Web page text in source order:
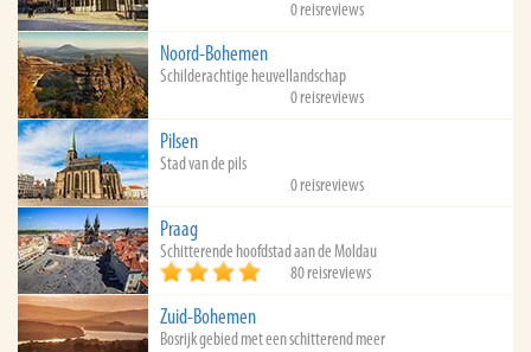
0 reisreviews
Noord-Bohemen
Schilderachtige heuvellandschap
0 reisreviews
Pilsen
Stad van de pils
0 reisreviews
Praag
Schitterende hoofdstad aan de Moldau
80 reisreviews
Zuid-Bohemen
Bosrijk gebied met een schitterend meer